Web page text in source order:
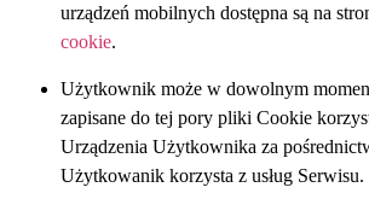
urządzeń mobilnych dostępna są na
cookie.
Użytkownik może w dowolnym
zapisane do tej pory pliki Cookie
Urządzenia Użytkownika za
Użytkowanik korzysta z usług Serwisu.